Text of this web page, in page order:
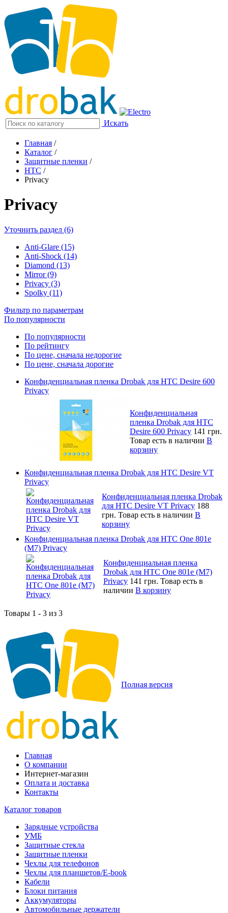
Искать
Главная /
Каталог /
Защитные пленки /
HTC /
Privacy
Privacy
Уточнить раздел (6)
Anti-Glare (15)
Anti-Shock (14)
Diamond (13)
Mirror (9)
Privacy (3)
Spolky (11)
Фильтр по параметрам
По популярности
По популярности
По рейтингу
По цене, сначала недорогие
По цене, сначала дорогие
Конфиденциальная пленка Drobak для HTC Desire 600
Privacy
Конфиденциальная
пленка Drobak для HTC
Desire 600 Privacy 141 грн.
Товар есть в наличии В
корзину
Конфиденциальная пленка Drobak для HTC Desire VT
Privacy
Конфиденциальная пленка Drobak
для HTC Desire VT Privacy 188
грн. Товар есть в наличии В
корзину
Конфиденциальная пленка Drobak для HTC One 801e
(M7) Privacy
Конфиденциальная пленка
Drobak для HTC One 801e (M7)
Privacy 141 грн. Товар есть в
наличии В корзину
Товары 1 - 3 из 3
Полная версия
Главная
О компании
Интернет-магазин
Оплата и доставка
Контакты
Каталог товаров
Зарядные устройства
УМБ
Защитные стекла
Защитные пленки
Чехлы для телефонов
Чехлы для планшетов/E-book
Кабели
Блоки питания
Аккумуляторы
Автомобильные держатели